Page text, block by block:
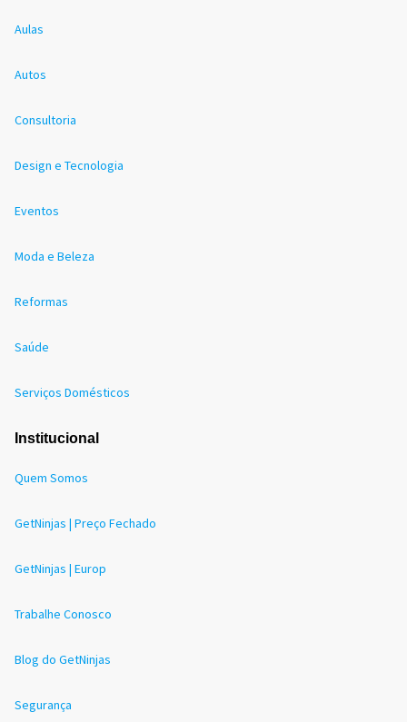
Aulas
Autos
Consultoria
Design e Tecnologia
Eventos
Moda e Beleza
Reformas
Saúde
Serviços Domésticos
Institucional
Quem Somos
GetNinjas | Preço Fechado
GetNinjas | Europ
Trabalhe Conosco
Blog do GetNinjas
Segurança